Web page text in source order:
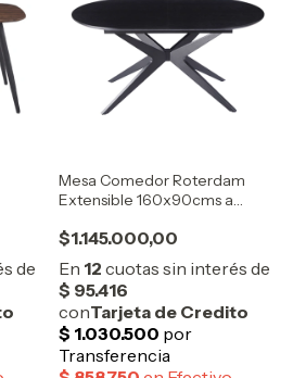
Mesa Comedor Roterdam
Extensible 160x90cms a
$1.145.000,00